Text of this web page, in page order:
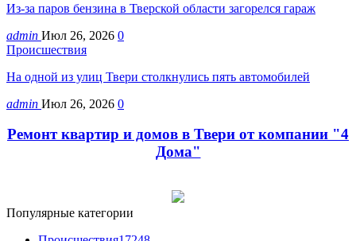
Из-за паров бензина в Тверской области загорелся гараж
admin Июл 26, 2026 0
Происшествия
На одной из улиц Твери столкнулись пять автомобилей
admin Июл 26, 2026 0
Ремонт квартир и домов в Твери от компании "4
Дома"
Популярные категории